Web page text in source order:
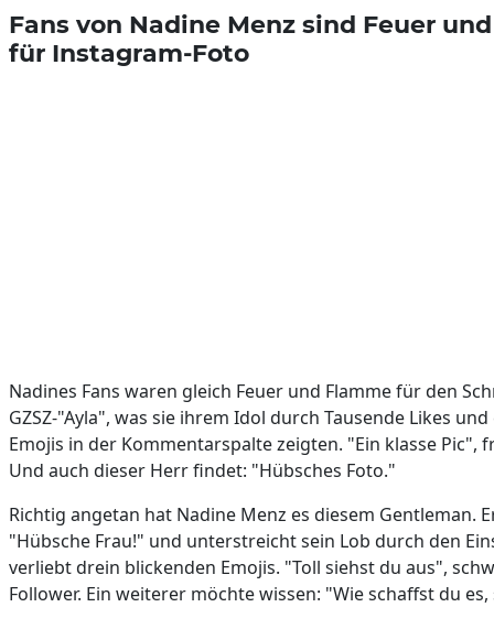
Fans von Nadine Menz sind Feuer
für Instagram-Foto
Nadines Fans waren gleich Feuer und Flamme für den
GZSZ-"Ayla", was sie ihrem Idol durch Tausende Likes
Emojis in der Kommentarspalte zeigten. "Ein klasse Pic",
Und auch dieser Herr findet: "Hübsches Foto."
Richtig angetan hat Nadine Menz es diesem Gentleman.
"Hübsche Frau!" und unterstreicht sein Lob durch den
verliebt drein blickenden Emojis. "Toll siehst du aus",
Follower. Ein weiterer möchte wissen: "Wie schaffst du